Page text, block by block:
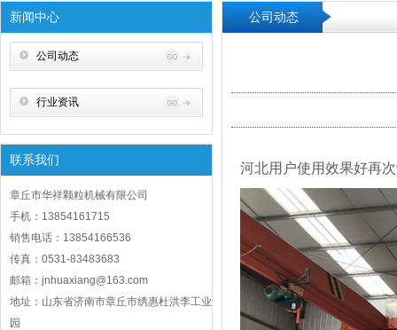
新闻中心
公司动态
行业资讯
联系我们
章丘市华祥颗粒机械有限公司
手机：13854161715
销售电话：13854166536
传真：0531-83483683
邮箱：jnhuaxiang@163.com
地址：山东省济南市章丘市绣惠杜洪李工业
园
公司动态
河北用户使用效果好再